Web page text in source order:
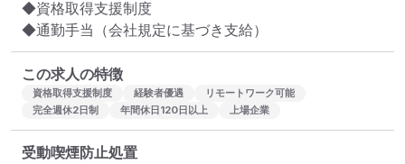
◆資格取得支援制度
◆通勤手当（会社規定に基づき支給）
この求人の特徴
資格取得支援制度 経験者優遇
リモートワーク可能
完全週休2日制
年間休日120日以上 上場企業
受動喫煙防止処置